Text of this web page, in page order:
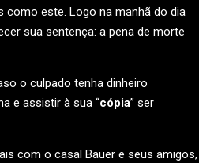
como este. Logo na manhã do dia
sua sentença: a pena de morte
o culpado tenha dinheiro
e assistir à sua “cópia” ser
com o casal Bauer e seus amigos,